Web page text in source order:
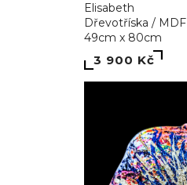
Elisabeth
Dřevotříska / MDF
49cm x 80cm
3 900 Kč